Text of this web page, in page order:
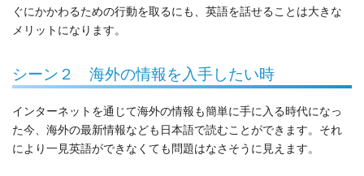
ぐにかかわるための行動を取るにも、英語を話せることは大きな
メリットになります。
シーン２ 海外の情報を入手したい時
インターネットを通じて海外の情報も簡単に手に入る時代になっ
た今、海外の最新情報なども日本語で読むことができます。それ
により一見英語ができなくても問題はなさそうに見えます。